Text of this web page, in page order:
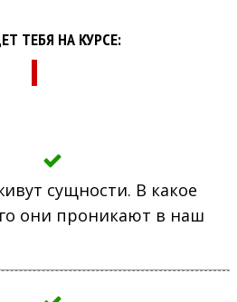
ТЕБЯ НА КУРСЕ:
сущности. В какое
они проникают в наш